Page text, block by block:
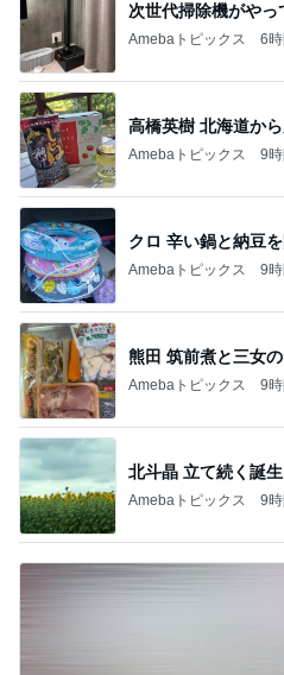
次世代掃除機がやっ
Amebaトピックス 6
高橋英樹 北海道か
Amebaトピックス 9
クロ 辛い鍋と納豆
Amebaトピックス 9
熊田 筑前煮と三女
Amebaトピックス 9
北斗晶 立て続く誕
Amebaトピックス 9